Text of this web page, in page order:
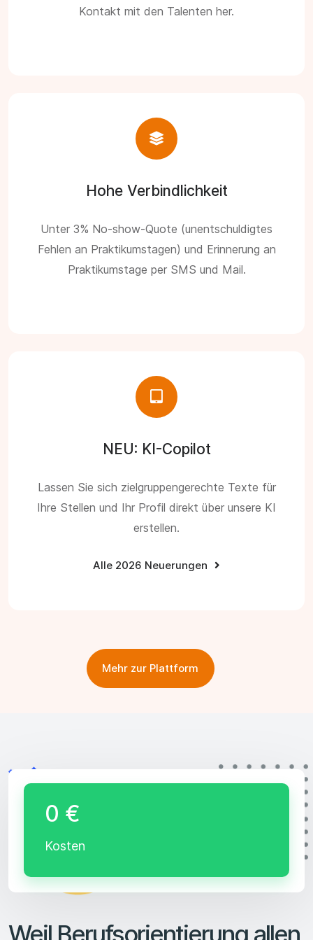
Kontakt mit den Talenten her.
Hohe Verbindlichkeit
Unter 3% No-show-Quote (unentschuldigtes
Fehlen an Praktikumstagen) und Erinnerung an
Praktikumstage per SMS und Mail.
NEU: KI-Copilot
Lassen Sie sich zielgruppengerechte Texte für
Ihre Stellen und Ihr Profil direkt über unsere KI
erstellen.
Alle 2026 Neuerungen
Mehr zur Plattform
Weil Berufsorientierung allen
0 €
Kosten